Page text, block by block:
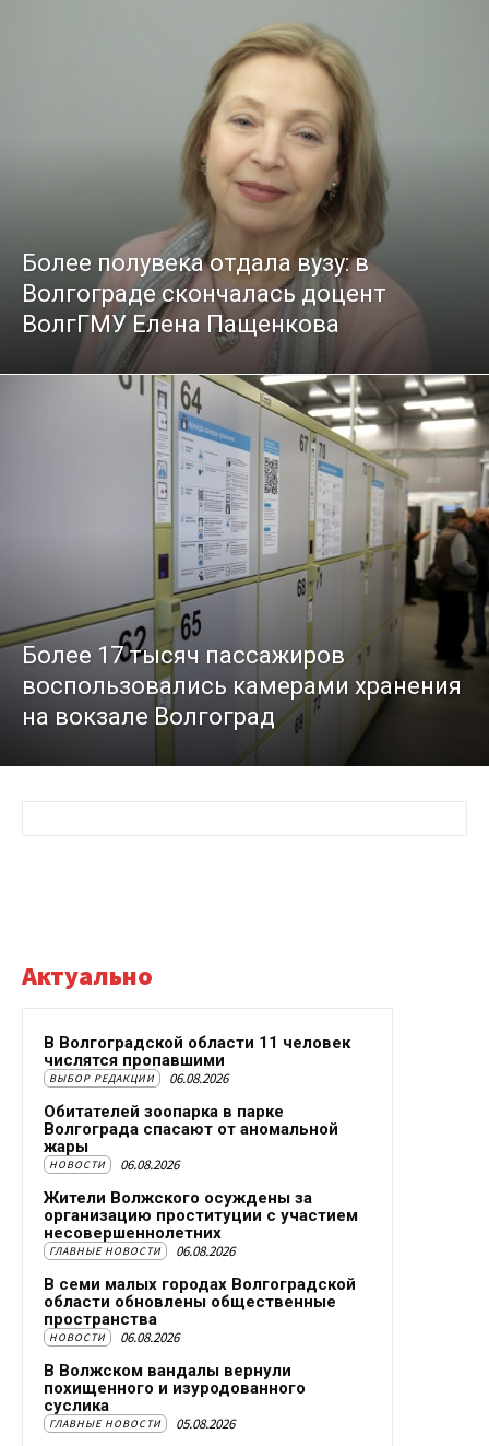
Более полувека отдала вузу: в
Волгограде скончалась доцент
ВолгГМУ Елена Пащенкова
Более 17 тысяч пассажиров
воспользовались камерами хранения
на вокзале Волгоград
Актуально
В Волгоградской области 11 человек
числятся пропавшими
ВЫБОР РЕДАКЦИИ 06.08.2026
Обитателей зоопарка в парке
Волгограда спасают от аномальной
жары
НОВОСТИ 06.08.2026
Жители Волжского осуждены за
организацию проституции с участием
несовершеннолетних
ГЛАВНЫЕ НОВОСТИ 06.08.2026
В семи малых городах Волгоградской
области обновлены общественные
пространства
НОВОСТИ 06.08.2026
В Волжском вандалы вернули
похищенного и изуродованного
суслика
ГЛАВНЫЕ НОВОСТИ 05.08.2026